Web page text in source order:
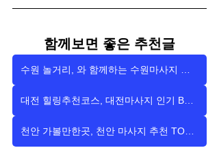
함께보면 좋은 추천글